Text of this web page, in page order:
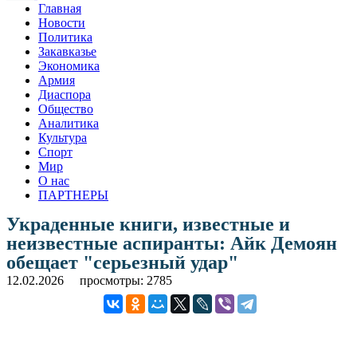
Главная
Новости
Политика
Закавказье
Экономика
Армия
Диаспора
Общество
Аналитика
Культура
Спорт
Мир
О нас
ПАРТНЕРЫ
Украденные книги, известные и
неизвестные аспиранты: Айк Демоян
обещает "серьезный удар"
12.02.2026 просмотры: 2785